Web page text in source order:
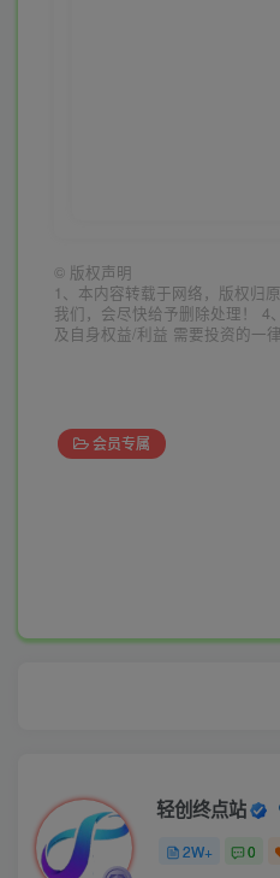
© 版权声明
1、本内容转载于网络，版权归
我们，会尽快给予删除处理！ 4
及自身权益/利益 需要投资的一
会员专属
轻创终点站
2W+ 0